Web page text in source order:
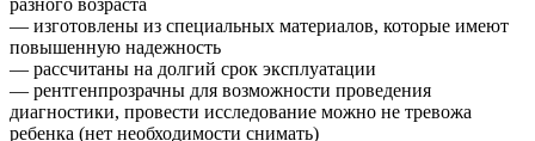
разного возраста
— изготовлены из специальных материалов, которые имеют
повышенную надежность
— рассчитаны на долгий срок эксплуатации
— рентгенпрозрачны для возможности проведения
диагностики, провести исследование можно не тревожа
ребенка (нет необходимости снимать)